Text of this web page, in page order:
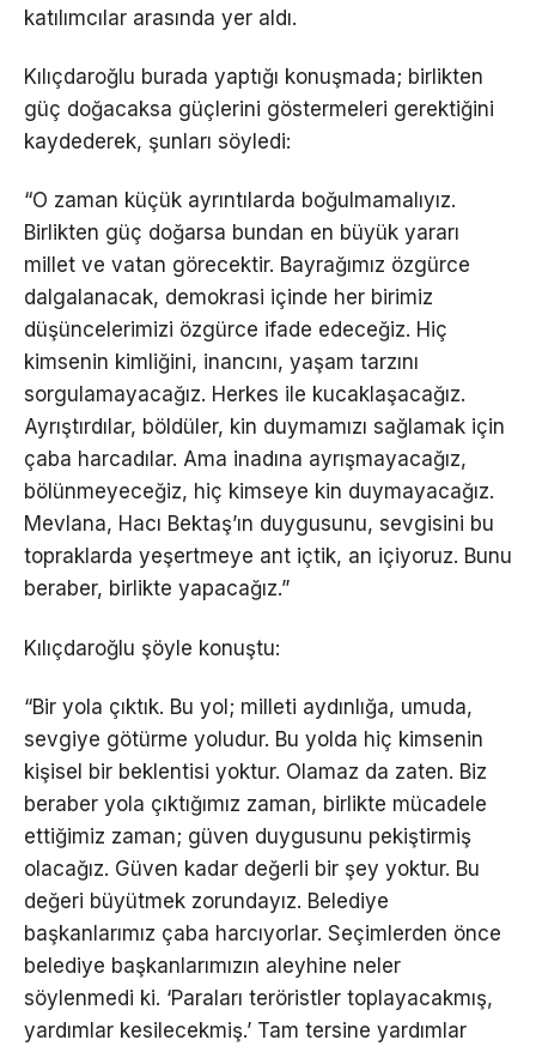
katılımcılar arasında yer aldı.
Kılıçdaroğlu burada yaptığı konuşmada; birlikten
güç doğacaksa güçlerini göstermeleri gerektiğini
kaydederek, şunları söyledi:
“O zaman küçük ayrıntılarda boğulmamalıyız.
Birlikten güç doğarsa bundan en büyük yararı
millet ve vatan görecektir. Bayrağımız özgürce
dalgalanacak, demokrasi içinde her birimiz
düşüncelerimizi özgürce ifade edeceğiz. Hiç
kimsenin kimliğini, inancını, yaşam tarzını
sorgulamayacağız. Herkes ile kucaklaşacağız.
Ayrıştırdılar, böldüler, kin duymamızı sağlamak için
çaba harcadılar. Ama inadına ayrışmayacağız,
bölünmeyeceğiz, hiç kimseye kin duymayacağız.
Mevlana, Hacı Bektaş’ın duygusunu, sevgisini bu
topraklarda yeşertmeye ant içtik, an içiyoruz. Bunu
beraber, birlikte yapacağız.”
Kılıçdaroğlu şöyle konuştu:
“Bir yola çıktık. Bu yol; milleti aydınlığa, umuda,
sevgiye götürme yoludur. Bu yolda hiç kimsenin
kişisel bir beklentisi yoktur. Olamaz da zaten. Biz
beraber yola çıktığımız zaman, birlikte mücadele
ettiğimiz zaman; güven duygusunu pekiştirmiş
olacağız. Güven kadar değerli bir şey yoktur. Bu
değeri büyütmek zorundayız. Belediye
başkanlarımız çaba harcıyorlar. Seçimlerden önce
belediye başkanlarımızın aleyhine neler
söylenmedi ki. ‘Paraları teröristler toplayacakmış,
yardımlar kesilecekmiş.’ Tam tersine yardımlar